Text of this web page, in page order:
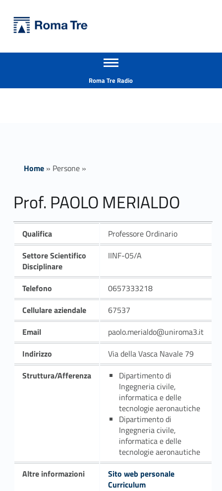
Prof. PAOLO MERIALDO - Università Roma Tre
Apri il menu secondario
Roma Tre Radio
Home» Persone»
Prof. PAOLO MERIALDO
Qualifica
Professore Ordinario
Settore Scientifico
Disciplinare
IINF-05/A
Telefono
0657333218
Cellulare aziendale
67537
Email
paolo.merialdo@uniroma3.it
Indirizzo
Via della Vasca Navale 79
Struttura/Afferenza
Dipartimento di
Ingegneria civile,
informatica e delle
tecnologie aeronautiche
Dipartimento di
Ingegneria civile,
informatica e delle
tecnologie aeronautiche
Altre informazioni
Sito web personale
Curriculum